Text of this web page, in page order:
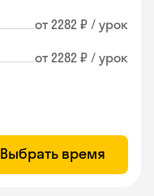
от 2282 ₽ / урок
от 2282 ₽ / урок
Выбрать время